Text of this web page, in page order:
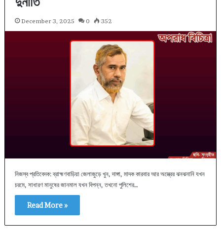
December 3, 2025 0 352
নিজস্ব প্রতিবেদক: ব্রাহ্মণবাড়িয়া জেলাজুড়ে খুন, দাঙ্গা, মাদক কারবার আর অস্ত্রের ঝনঝনানি যখন
চরমে, সাধারণ মানুষের জানমাল যখন বিপন্ন, তখনো পুলিশের…
Read More »